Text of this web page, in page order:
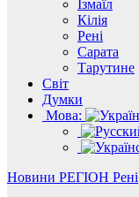
Ізмаїл
Кілія
Рені
Сарата
Тарутине
Світ
Думки
Мова:
Новини РЕГІОН Рені